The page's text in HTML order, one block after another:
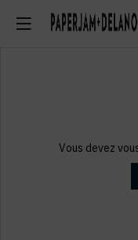
Vous devez